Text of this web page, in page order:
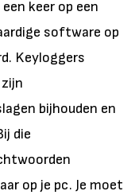
keer op een
software op
Keyloggers
bijhouden en
die
op je pc. Je moet